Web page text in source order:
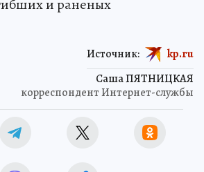
и раненых
Саша ПЯТНИЦКАЯ
корреспондент Интернет-службы
Источник: kp.ru